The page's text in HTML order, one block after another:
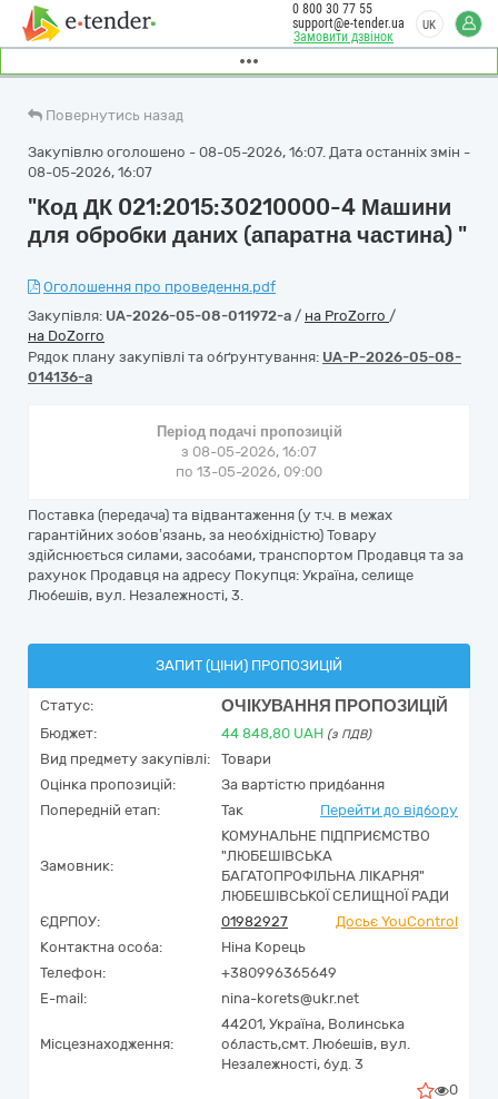
Замовити дзвінок
0 800 30 77 55
support@e-tender.ua
UK
Повернутись назад
Закупівлю оголошено - 08-05-2026, 16:07. Дата останніх змін -
08-05-2026, 16:07
"Код ДК 021:2015:30210000-4 Машини
для обробки даних (апаратна частина) "
Оголошення про проведення.pdf
Закупівля: UA-2026-05-08-011972-a / на ProZorro /
на DoZorro
Рядок плану закупівлі та обґрунтування: UA-P-2026-05-08-
014136-a
Період подачі пропозицій
з 08-05-2026, 16:07
по 13-05-2026, 09:00
Поставка (передача) та відвантаження (у т.ч. в межах
гарантійних зобов’язань, за необхідністю) Товару
здійснюється силами, засобами, транспортом Продавця та за
рахунок Продавця на адресу Покупця: Україна, селище
Любешів, вул. Незалежності, 3.
ЗАПИТ (ЦІНИ) ПРОПОЗИЦІЙ
Статус: ОЧІКУВАННЯ ПРОПОЗИЦІЙ
Бюджет: 44 848,80 UAH (з ПДВ)
Вид предмету закупівлі:
Товари
Оцінка пропозицій:
За вартістю придбання
Попередній етап:
Так Перейти до відбору
Замовник:
КОМУНАЛЬНЕ ПІДПРИЄМСТВО
"ЛЮБЕШІВСЬКА
БАГАТОПРОФІЛЬНА ЛІКАРНЯ"
ЛЮБЕШІВСЬКОЇ СЕЛИЩНОЇ РАДИ
ЄДРПОУ:
01982927
Досьє YouControl
Контактна особа:
Ніна Корець
Телефон:
+380996365649
E-mail:
nina-korets@ukr.net
Місцезнаходження:
44201, Україна, Волинська
область,смт. Любешів, вул.
Незалежності, буд. 3
0